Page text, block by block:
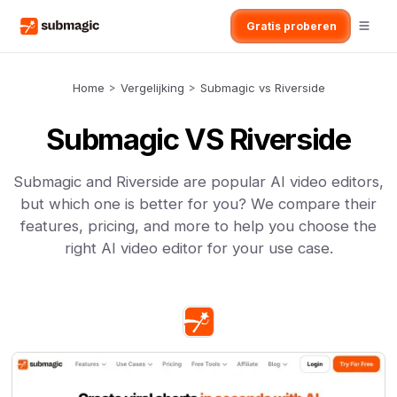
Gratis proberen
Home > Vergelijking > Submagic vs Riverside
Submagic VS Riverside
Submagic and Riverside are popular AI video editors,
but which one is better for you? We compare their
features, pricing, and more to help you choose the
right AI video editor for your use case.